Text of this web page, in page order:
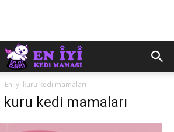
En iyi kuru kedi mamaları
kedi mamaları